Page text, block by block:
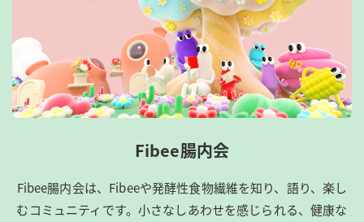
Fibee腸内会
Fibee腸内会は、​Fibeeや発酵性食物繊維を知り、語り、楽し
むコミュニティです。​小さなしあわせを感じられる、健康な